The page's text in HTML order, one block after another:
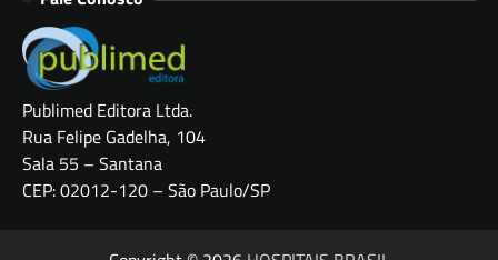
Publimed Editora Ltda.
Rua Felipe Gadelha, 104
Sala 55 – Santana
CEP: 02012-120 – São Paulo/SP